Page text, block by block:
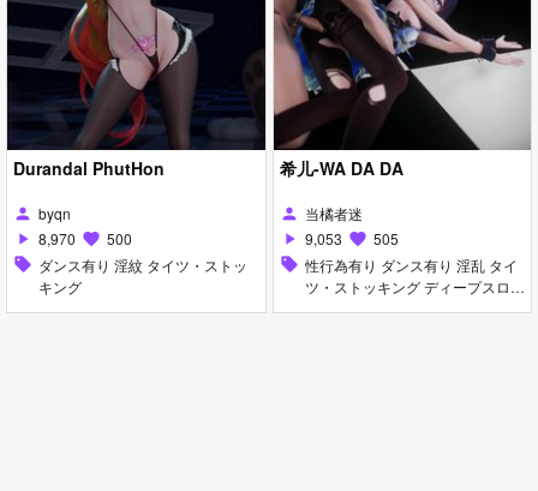
Durandal PhutHon
person byqn
play_arrow 8,970 favorite 500
sell ダンス有り 淫紋 タイツ・ストッ
キング
希儿-WA DA DA
person 当橘者迷
play_arrow 9,053 favorite 505
sell 性行為有り ダンス有り 淫乱 タイ
ツ・ストッキング ディープスロー
ト 手コキ フェラ